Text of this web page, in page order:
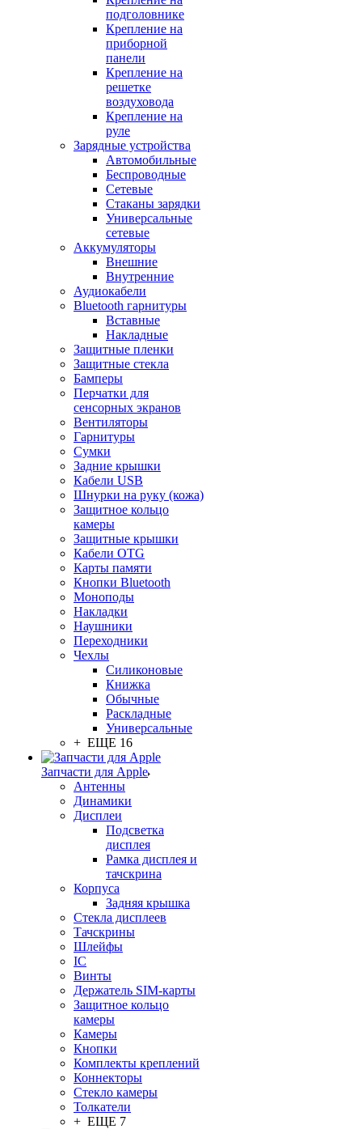
подголовнике
Крепление на
приборной
панели
Крепление на
решетке
воздуховода
Крепление на
руле
Зарядные устройства
Автомобильные
Беспроводные
Сетевые
Стаканы зарядки
Универсальные
сетевые
Аккумуляторы
Внешние
Внутренние
Аудиокабели
Bluetooth гарнитуры
Вставные
Накладные
Защитные пленки
Защитные стекла
Бамперы
Перчатки для
сенсорных экранов
Вентиляторы
Гарнитуры
Сумки
Задние крышки
Кабели USB
Шнурки на руку (кожа)
Защитное кольцо
камеры
Защитные крышки
Кабели OTG
Карты памяти
Кнопки Bluetooth
Моноподы
Накладки
Наушники
Переходники
Чехлы
Силиконовые
Книжка
Обычные
Раскладные
Универсальные
+ ЕЩЕ 16
Запчасти для Apple
Антенны
Динамики
Дисплеи
Подсветка
дисплея
Рамка дисплея и
тачскрина
Корпуса
Задняя крышка
Стекла дисплеев
Тачскрины
Шлейфы
IC
Винты
Держатель SIM-карты
Защитное кольцо
камеры
Камеры
Кнопки
Комплекты креплений
Коннекторы
Стекло камеры
Толкатели
+ ЕЩЕ 7